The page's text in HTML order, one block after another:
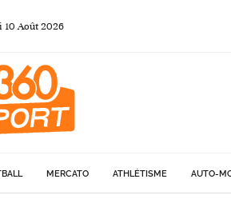
10 Août 2026
MERCATO ATHLÉTISME AUTO-